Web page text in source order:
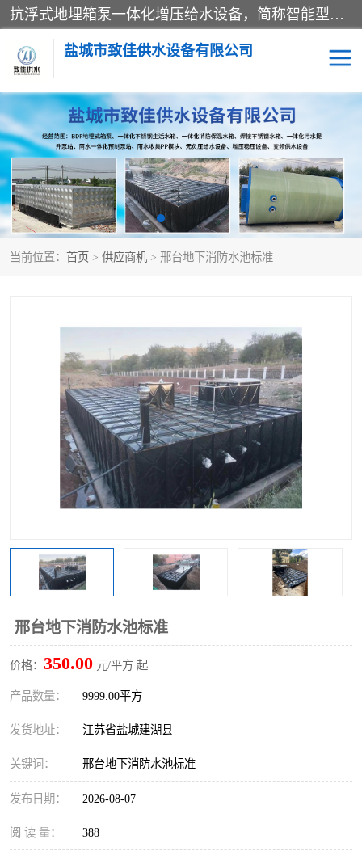
抗浮式地埋箱泵一体化增压给水设备，简称智能型泵站。它由由水泵机组、消防水箱、泵房三大部分组成，其抗浮效果好，因为设计时通过将底板与箱体联在一起，箱体重量抵消了地下水浮力。系统维护好，内部拉筋、泵站、管道，喷淋等各部运行正堂，无一损坏；结构更牢固。
盐城市致佳供水设备有限公司
当前位置： 首页 > 供应商机 > 邢台地下消防水池标准
邢台地下消防水池标准
价格： 350.00 元/平方 起
产品数量： 9999.00平方
发货地址： 江苏省盐城建湖县
关键词： 邢台地下消防水池标准
发布日期： 2026-08-07
阅 读 量： 388
消防一体化水箱 地埋箱泵一体化
一体化污水泵站